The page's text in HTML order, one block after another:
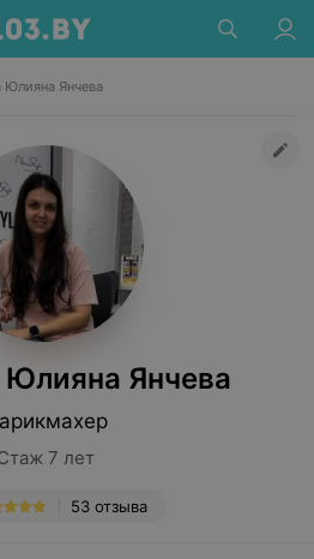
Юлияна Янчева
Юлияна Янчева
7 лет
53 отзыва